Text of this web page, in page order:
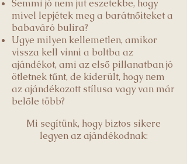
Semmi jó nem jut eszetekbe, hogy
mivel lepjétek meg a barátnőiteket a
babaváró bulira?
Ugye milyen kellemetlen, amikor
vissza kell vinni a boltba az
ajándékot, ami az első pillanatban jó
ötletnek tűnt, de kiderült, hogy nem
az ajándékozott stílusa vagy van már
belőle több?
Mi segítünk, hogy biztos sikere
legyen az ajándékodnak: